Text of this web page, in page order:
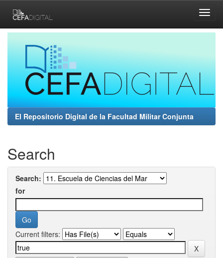
navigation
El Repositorio Digital de la Facultad Militar Conjunta
Search
Search:
for
Current filters: